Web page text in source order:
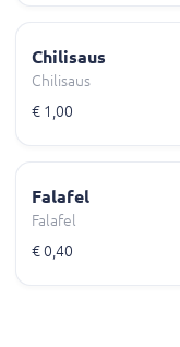
Chilisaus
Chilisaus
€ 1,00
Falafel
Falafel
€ 0,40